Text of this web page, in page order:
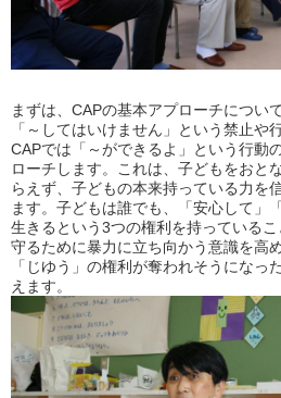
まずは、CAPの基本アプローチについ
「～してはいけません」という禁止や
CAPでは「～ができるよ」という行動
ローチします。これは、子どもをおと
らえず、子どもの本来持っている力を
ます。子どもは誰でも、「安心して」
生きるという3つの権利を持っている
守るために暴力に立ち向かう意識を高
「じゆう」の権利が奪われそうになっ
えます。